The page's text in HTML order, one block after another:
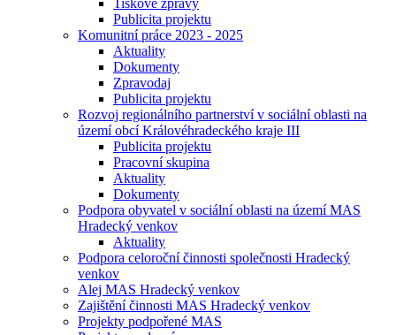
Tiskové zprávy
Publicita projektu
Komunitní práce 2023 - 2025
Aktuality
Dokumenty
Zpravodaj
Publicita projektu
Rozvoj regionálního partnerství v sociální oblasti na
území obcí Královéhradeckého kraje III
Publicita projektu
Pracovní skupina
Aktuality
Dokumenty
Podpora obyvatel v sociální oblasti na území MAS
Hradecký venkov
Aktuality
Podpora celoroční činnosti společnosti Hradecký
venkov
Alej MAS Hradecký venkov
Zajištění činnosti MAS Hradecký venkov
Projekty podpořené MAS